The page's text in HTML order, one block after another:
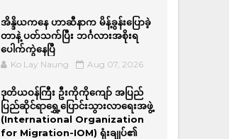
အိန္ဒိယကနေ ဟာဆီနာက မိန့်ခွန်းပြောခဲ့
တာနဲ့ ပတ်သက်ပြီး ဘင်္ဂလားအစိုးရ
ပေါက်ကွဲနေပြီ
Ko Lay Naung Aug 07, 2026
ဒုတိယဝန်ကြီး ဦးကိုကိုကျော် အပြည်
ပြည်ဆိုင်ရာရွှေ့ပြောင်းသွားလာရေးအဖွဲ့
(International Organization
for Migration-IOM) ရုံးချုပ်၏